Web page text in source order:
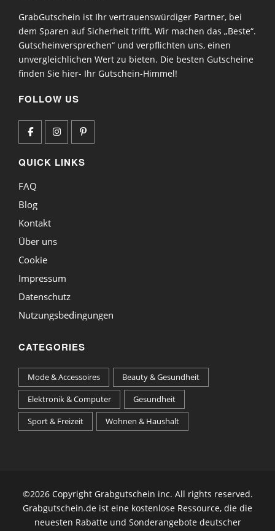
GrabGutschein ist Ihr vertrauenswürdiger Partner, bei
dem Sparen auf Sicherheit trifft. Wir machen das „Beste“.
Gutscheinversprechen“ und verpflichten uns, einen
unvergleichlichen Wert zu bieten. Die besten Gutscheine
finden Sie hier- Ihr Gutschein-Himmel!
FOLLOW US
QUICK LINKS
FAQ
Blog
Kontakt
Über uns
Cookie
Impressum
Datenschutz
Nutzungsbedingungen
CATEGORIES
Mode & Accessoires
Beauty & Gesundheit
Elektronik & Computer
Gesundheit
Sport & Freizeit
Wohnen & Haushalt
©2026 Copyright Grabgutschein inc. All rights reserved.
Grabgutschein.de ist eine kostenlose Ressource, die die
neuesten Rabatte und Sonderangebote deutscher